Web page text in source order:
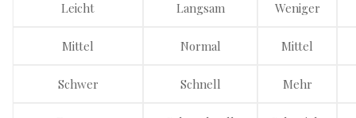
Leicht Langsam Weniger
Mittel Normal Mittel
Schwer Schnell Mehr